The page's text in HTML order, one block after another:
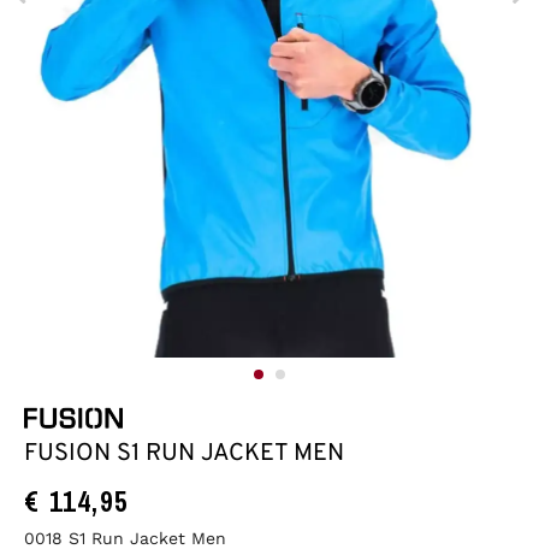
FUSION S1 RUN JACKET MEN
€ 114,95
0018 S1 Run Jacket Men